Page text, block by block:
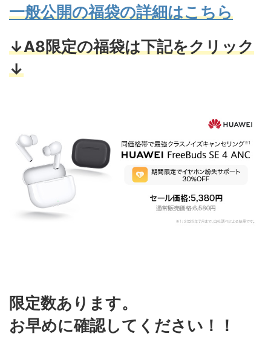
一般公開の福袋の詳細はこちら
↓A8限定の福袋は下記をクリック
↓
限定数あります。
お早めに確認してください！！